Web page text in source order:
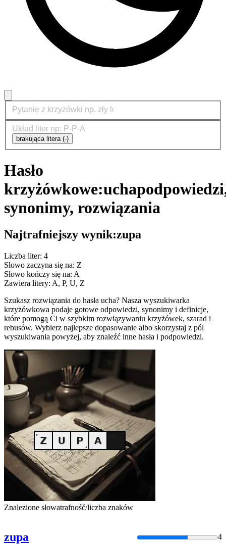
brakująca litera (-)
Hasło
krzyżówkowe:ucha
synonimy, rozwiązania
Najtrafniejszy wynik:zupa
Liczba liter: 4
Słowo zaczyna się na: Z
Słowo kończy się na: A
Zawiera litery: A, P, U, Z
Szukasz rozwiązania do hasła ucha? Nasza wyszukiwarka
krzyżówkowa podaje gotowe odpowiedzi, synonimy i definicje,
które pomogą Ci w szybkim rozwiązywaniu krzyżówek, szarad i
rebusów. Wybierz najlepsze dopasowanie albo skorzystaj z pól
wyszukiwania powyżej, aby znaleźć inne hasła i podpowiedzi.
Znalezione słowatrafność/liczba znaków
zupa 4